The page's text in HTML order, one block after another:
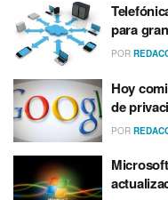
para
POR
Hoy
de
POR